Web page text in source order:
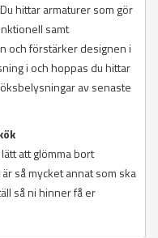
hittar armaturer som gör
samt
och förstärker designen i
i och hoppas du hittar
av senaste
att glömma bort
så mycket annat som ska
så ni hinner få er